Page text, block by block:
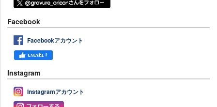
Facebook
Facebookアカウント
Instagram
Instagramアカウント